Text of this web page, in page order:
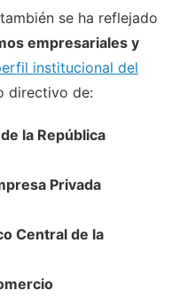
se ha reflejado
empresariales y
institucional del
directivo de:
la República
Privada
Central de la